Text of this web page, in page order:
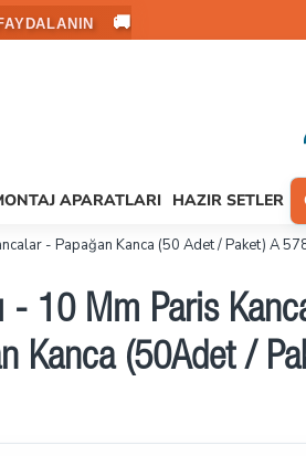
🚚
APARATLARI HAZIR SETLER
- Papağan Kanca (50 Adet / Paket) A
- 10 Mm Paris
Kanca (50Adet /